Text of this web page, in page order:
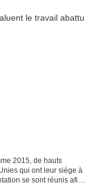
2015, de hauts
qui ont leur siège à
se sont réunis afin